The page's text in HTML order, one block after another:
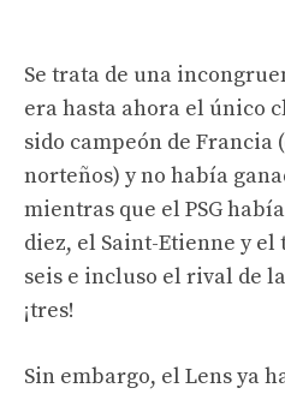
Se trata de una
era hasta ahora el único
sido campeón de Francia
norteños) y no había
mientras que el PSG
diez, el Saint-Etienne y
seis e incluso el rival de
¡tres!
Sin embargo, el Lens ya